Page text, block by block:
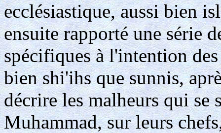
ecclésiastique, aussi bien
ensuite rapporté une série
spécifiques à l'intention
bien shi'ihs que sunnis,
décrire les malheurs qui se
Muhammad, sur leurs